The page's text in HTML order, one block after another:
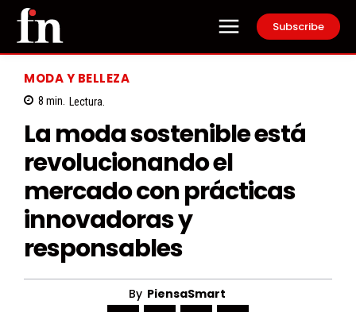
Subscribe
MODA Y BELLEZA
8 min. Lectura.
La moda sostenible está
revolucionando el
mercado con prácticas
innovadoras y
responsables
By PiensaSmart